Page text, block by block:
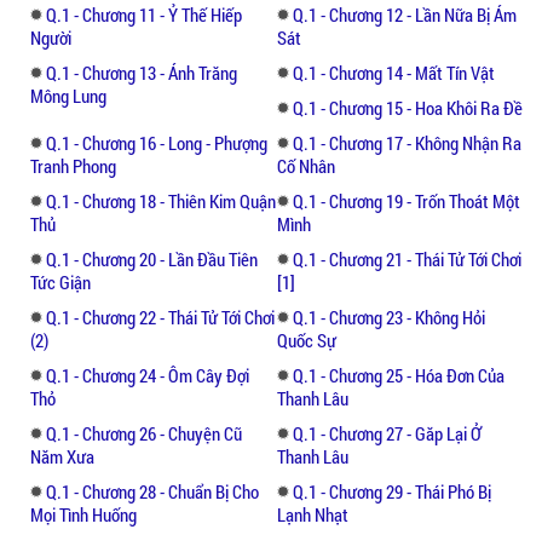
Rất tốt! hắn thật muốn xem, rốt cuộc là thần
thánh phương nào mà lại lớn lối như thế.
Nửa đêm trèo tường lại bị tưởng là bọn đạo
chích đánh cho bay ra ngoài. Xem xem, nha
hoàn của nàng ta nói gì?
"Thái tử gia, Thái tử phi nói, đừng nên có
lần sau, nếu không, chuyện này mà truyền
ra ngoài, xem ai xấu mặt cho biết."
Thái tử mà bị đối xử như vầy, thật là uất ức
mà!
Được rồi, coi như mắt không thấy tai không
nge, dù cho nàng có là thiên tiên đi chăng
nữa, hắn cũng không thèm!
Q.1 - Chương 11 - Ỷ Thế Hiếp
Người
Q.1 - Chương 12 - Lần Nữa Bị Ám
Sát
Q.1 - Chương 13 - Ánh Trăng
Mông Lung
Q.1 - Chương 14 - Mất Tín Vật
Q.1 - Chương 15 - Hoa Khôi Ra Đề
Q.1 - Chương 16 - Long - Phượng
Tranh Phong
Q.1 - Chương 17 - Không Nhận Ra
Cố Nhân
Q.1 - Chương 18 - Thiên Kim Quận
Thủ
Q.1 - Chương 19 - Trốn Thoát Một
Mình
Q.1 - Chương 20 - Lần Đầu Tiên
Tức Giận
Q.1 - Chương 21 - Thái Tử Tới Chơi
[1]
Q.1 - Chương 22 - Thái Tử Tới Chơi
(2)
Q.1 - Chương 23 - Không Hỏi
Quốc Sự
Q.1 - Chương 24 - Ôm Cây Đợi
Thỏ
Q.1 - Chương 25 - Hóa Đơn Của
Thanh Lâu
Q.1 - Chương 26 - Chuyện Cũ
Năm Xưa
Q.1 - Chương 27 - Găp Lại Ở
Thanh Lâu
Q.1 - Chương 28 - Chuẩn Bị Cho
Mọi Tình Huống
Q.1 - Chương 29 - Thái Phó Bị
Lạnh Nhạt